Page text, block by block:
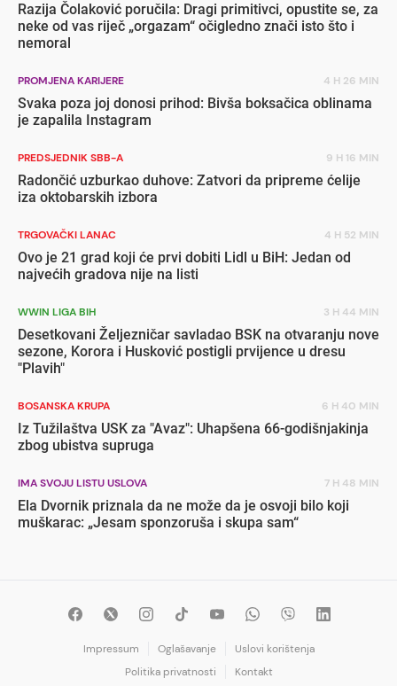
Razija Čolaković poručila: Dragi primitivci, opustite se, za
neke od vas riječ „orgazam“ očigledno znači isto što i
nemoral
PROMJENA KARIJERE 4 H 26 MIN
Svaka poza joj donosi prihod: Bivša boksačica oblinama
je zapalila Instagram
PREDSJEDNIK SBB-A 9 H 16 MIN
Radončić uzburkao duhove: Zatvori da pripreme ćelije
iza oktobarskih izbora
TRGOVAČKI LANAC 4 H 52 MIN
Ovo je 21 grad koji će prvi dobiti Lidl u BiH: Jedan od
najvećih gradova nije na listi
WWIN LIGA BIH 3 H 44 MIN
Desetkovani Željezničar savladao BSK na otvaranju nove
sezone, Korora i Husković postigli prvijence u dresu
"Plavih"
BOSANSKA KRUPA 6 H 40 MIN
Iz Tužilaštva USK za "Avaz": Uhapšena 66-godišnjakinja
zbog ubistva supruga
IMA SVOJU LISTU USLOVA 7 H 48 MIN
Ela Dvornik priznala da ne može da je osvoji bilo koji
muškarac: „Jesam sponzoruša i skupa sam“
Impressum Oglašavanje
Uslovi korištenja
Politika privatnosti
Kontakt